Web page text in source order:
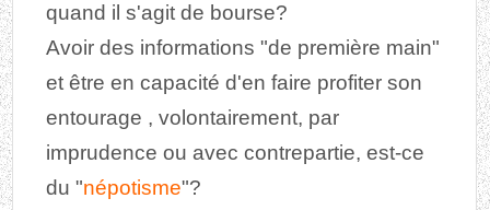
quand il s'agit de bourse?
Avoir des informations "de première main"
et être en capacité d'en faire profiter son
entourage , volontairement, par
imprudence ou avec contrepartie, est-ce
du "népotisme"?